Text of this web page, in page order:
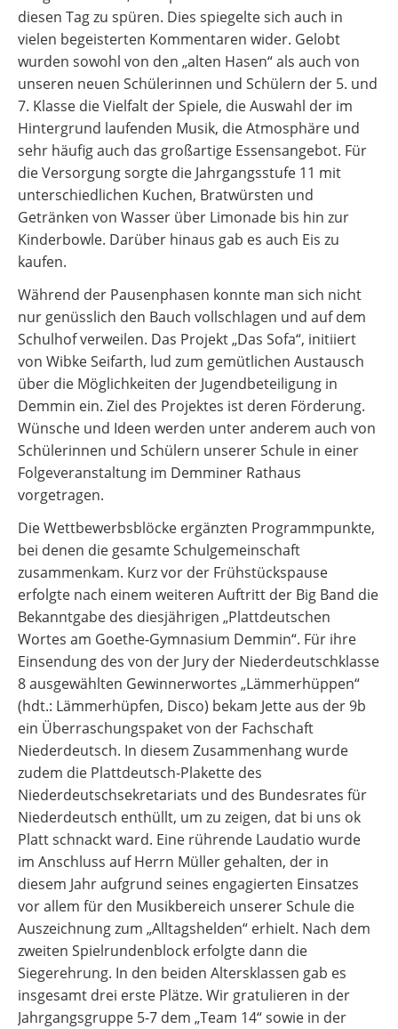
diesen Tag zu spüren. Dies spiegelte sich auch in
vielen begeisterten Kommentaren wider. Gelobt
wurden sowohl von den „alten Hasen“ als auch von
unseren neuen Schülerinnen und Schülern der 5. und
7. Klasse die Vielfalt der Spiele, die Auswahl der im
Hintergrund laufenden Musik, die Atmosphäre und
sehr häufig auch das großartige Essensangebot. Für
die Versorgung sorgte die Jahrgangsstufe 11 mit
unterschiedlichen Kuchen, Bratwürsten und
Getränken von Wasser über Limonade bis hin zur
Kinderbowle. Darüber hinaus gab es auch Eis zu
kaufen.
Während der Pausenphasen konnte man sich nicht
nur genüsslich den Bauch vollschlagen und auf dem
Schulhof verweilen. Das Projekt „Das Sofa“, initiiert
von Wibke Seifarth, lud zum gemütlichen Austausch
über die Möglichkeiten der Jugendbeteiligung in
Demmin ein. Ziel des Projektes ist deren Förderung.
Wünsche und Ideen werden unter anderem auch von
Schülerinnen und Schülern unserer Schule in einer
Folgeveranstaltung im Demminer Rathaus
vorgetragen.
Die Wettbewerbsblöcke ergänzten Programmpunkte,
bei denen die gesamte Schulgemeinschaft
zusammenkam. Kurz vor der Frühstückspause
erfolgte nach einem weiteren Auftritt der Big Band die
Bekanntgabe des diesjährigen „Plattdeutschen
Wortes am Goethe-Gymnasium Demmin“. Für ihre
Einsendung des von der Jury der Niederdeutschklasse
8 ausgewählten Gewinnerwortes „Lämmerhüppen“
(hdt.: Lämmerhüpfen, Disco) bekam Jette aus der 9b
ein Überraschungspaket von der Fachschaft
Niederdeutsch. In diesem Zusammenhang wurde
zudem die Plattdeutsch-Plakette des
Niederdeutschsekretariats und des Bundesrates für
Niederdeutsch enthüllt, um zu zeigen, dat bi uns ok
Platt schnackt ward. Eine rührende Laudatio wurde
im Anschluss auf Herrn Müller gehalten, der in
diesem Jahr aufgrund seines engagierten Einsatzes
vor allem für den Musikbereich unserer Schule die
Auszeichnung zum „Alltagshelden“ erhielt. Nach dem
zweiten Spielrundenblock erfolgte dann die
Siegerehrung. In den beiden Altersklassen gab es
insgesamt drei erste Plätze. Wir gratulieren in der
Jahrgangsgruppe 5-7 dem „Team 14“ sowie in der